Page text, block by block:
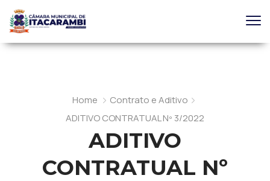
Home
Contrato e Aditivo
ADITIVO CONTRATUAL Nº 3/2022
ADITIVO
CONTRATUAL Nº